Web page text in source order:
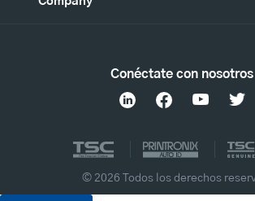
Conéctate con nosotros
© 2026 Todos los derechos